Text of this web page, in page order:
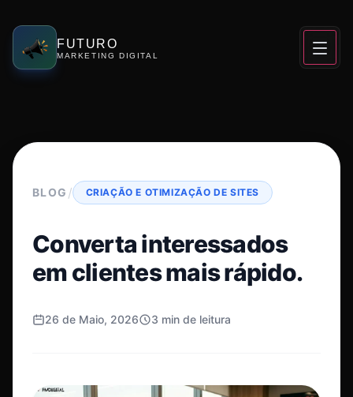
FUTURO
MARKETING DIGITAL
BLOG / CRIAÇÃO E OTIMIZAÇÃO DE SITES
Converta interessados
em clientes mais rápido.
26 de Maio, 2026 3 min de leitura